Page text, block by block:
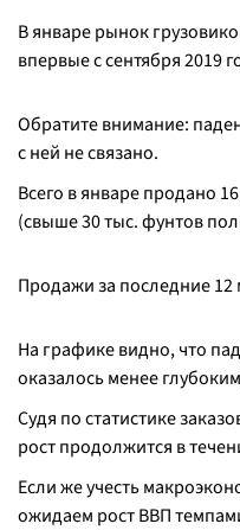
В январе рынок
впервые с сентября 2019
Обратите внимание:
с ней не связано.
Всего в январе продано
(свыше 30 тыс. фунтов
Продажи за последние 12
На графике видно, что
оказалось менее
Судя по статистике
рост продолжится в
Если же учесть
ожидаем рост ВВП